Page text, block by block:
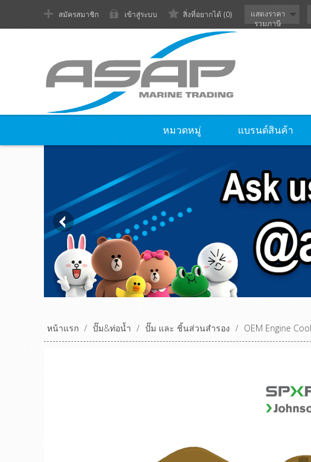
สมัครสมาชิก เข้าสู่ระบบ สิ่งที่อยากได้ (0)
แสดงราคา
รวมภาษี
หมวดหมู่ แบรนด์สินค้า
หน้าแรก / ปั๊ม&ท่อน้ำ / ปั๊ม และ ชิ้นส่วนสำรอง / OEM Engine